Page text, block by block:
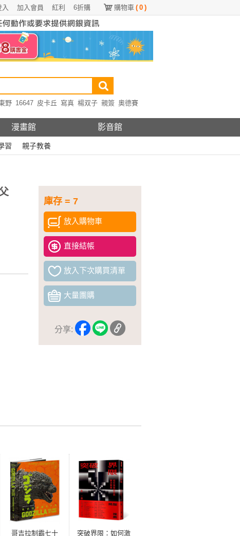
購物車 ( 0 )
6折購
紅利
加入會員
入
野 16647 皮卡丘 寫真 楊双子 親簽 奧德賽
漫畫館 影音館
習 親子教養
庫存 = 7
放入購物車
直接結帳
放入下次購買清單
大量團購
分享:
哥吉拉制霸七十
突破界限：如何激